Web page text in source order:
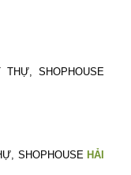
SHOPHOUSE
SHOPHOUSEHẢI